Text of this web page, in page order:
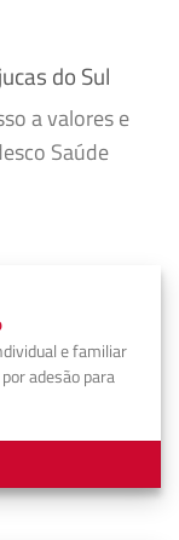
do Sul
a valores e
Saúde
e familiar
adesão para